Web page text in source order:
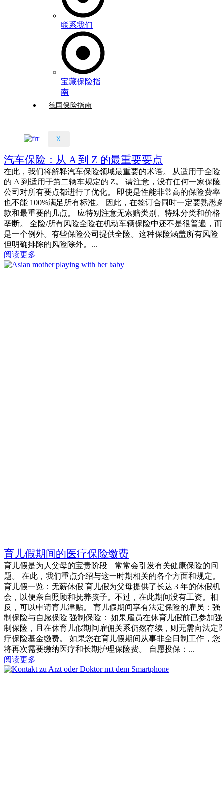
联系我们
宝藏保险指
南
德国保险指南
X
汽车保险：从 A 到 Z 的最重要要点
在此，我们将解释汽车保险领域最重要的术语。 从适用于全险
的 A 到适用于第二辆车规定的 Z。 请注意，没有任何一家保险
公司对所有要点都进行了优化。 即使是性能非常高的保险费率
也不能 100%满足所有标准。 因此，在签订合同时一定要熟悉
款和最重要的几点。 应特别注意无索赔类别、特殊分类和价格
垄断。 全险/所有风险全险在机动车辆保险中还不是很普遍，而
是一个例外。有些保险公司提供全险。这种保险涵盖所有风险
但明确排除的风险除外。...
阅读更多
育儿假期间的医疗保险缴费
育儿假是为人父母的宝贵阶段，常常会引发有关健康保险的问
题。 在此，我们重点介绍与这一时期相关的各个方面和规定。
育儿假一览：无薪休假 育儿假为父母提供了长达 3 年的休假机
会，以便亲自照顾和抚养孩子。不过，在此期间没有工资。相
反，可以申请育儿津贴。 育儿假期间享有法定保险的雇员：强
制保险与自愿保险 强制保险： 如果雇员在休育儿假前已参加强
制保险，且在休育儿假期间雇佣关系仍然存续，则无需向法定
疗保险基金缴费。 如果您在育儿假期间从事非全日制工作，您
将再次需要缴纳医疗和长期护理保险费。 自愿投保：...
阅读更多